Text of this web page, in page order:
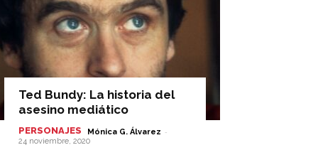
Ted Bundy: La historia del
asesino mediático
PERSONAJES Mónica G. Álvarez -
24 noviembre, 2020